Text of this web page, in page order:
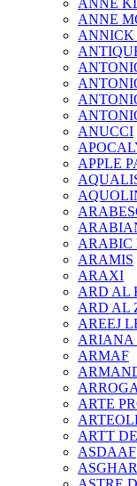
ANNE
ANNE
ANNICK
ANUCCI
APPLE
ARABIC
ARAMIS
ARAXI
ARD AL
ARD AL
AREEJ
ARIANA
ARMAF
ARTE
ARTT
ASDAAF